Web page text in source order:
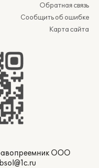
Обратная связь
Сообщить об ошибке
Карта сайта
ООО